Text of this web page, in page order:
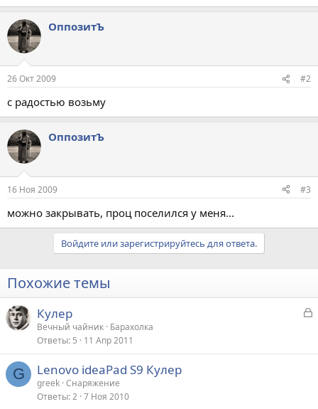
ОппозитЪ
26 Окт 2009 #2
с радостью возьму
ОппозитЪ
16 Ноя 2009 #3
можно закрывать, проц поселился у меня...
Войдите или зарегистрируйтесь для ответа.
Похожие темы
З
р
Кулер
Вечный чайник Барахолка
Ответы 5 11 Апр 2011
G Lenovo ideaPad S9 Кулер
greek Снаряжение
Ответы 2 7 Ноя 2010